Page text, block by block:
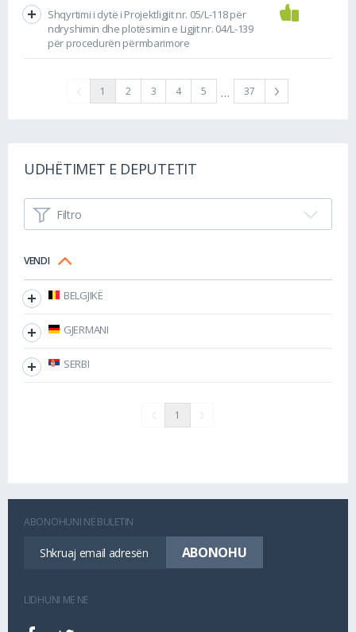
Shqyrtimi i dytë i Projektligjit nr. 05/L-118 për
ndryshimin dhe plotësimin e Ligjit nr. 04/L-139
për procedurën përmbarimore
1 2 3 4 5 … 37
UDHËTIMET E DEPUTETIT
Filtro
VENDI
BELGJIKË
GJERMANI
SERBI
1
ABONOHUNI NË BULETIN
LIDHUNI ME NE